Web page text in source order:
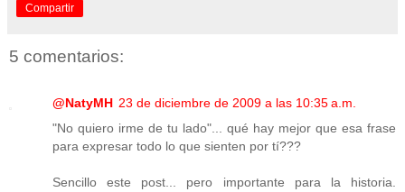
Compartir
5 comentarios:
@NatyMH 23 de diciembre de 2009 a las 10:35 a.m.
"No quiero irme de tu lado"... qué hay mejor que esa frase
para expresar todo lo que sienten por tí???
Sencillo este post... pero importante para la historia.